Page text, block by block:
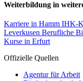
Weiterbildung in
Karriere in Hamm IHK-
Leverkusen Berufliche
Kurse in Erfurt
Offizielle Quellen
Agentur für Arbeit